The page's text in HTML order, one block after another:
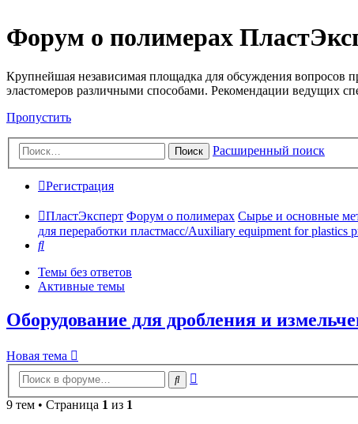
Форум о полимерах
Крупнейшая независимая площадка для обсуждения вопросов
эластомеров различными способами. Рекомендации ведущих
Пропустить
Поиск Расширенный поиск
Регистрация
ПластЭксперт Форум о полимерах Сырье и основные
для переработки пластмасс/Auxiliary equipment for plastics
Поиск
Темы без ответов
Активные темы
Оборудование для дробления и
Новая тема
Поиск
9 тем • Страница 1 из 1